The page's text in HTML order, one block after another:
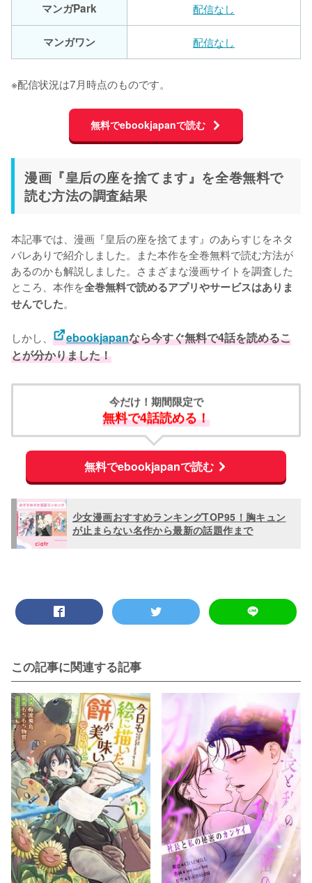
マンガPark 配信なし
マンガワン 配信なし
※配信状況は7月時点のものです。
無料でebookjapanで読む
漫画『皇后の座を捨てます』を全巻無料で
読む方法の調査結果
本記事では、漫画『皇后の座を捨てます』のあらすじをネタ
バレありで紹介しました。また本作を全巻無料で読む方法が
あるのかも解説しました。さまざまな漫画サイトを調査した
ところ、本作を全巻無料で読めるアプリやサービスはありま
せんでした。
しかし、 ebookjapanなら今すぐ無料で4話を読めるこ
とが分かりました！
今だけ！期間限定で
無料で4話読める！
無料でebookjapanで読む
少女漫画おすすめランキングTOP95！胸キュン
が止まらない名作から最新の話題作まで
この記事に関連する記事